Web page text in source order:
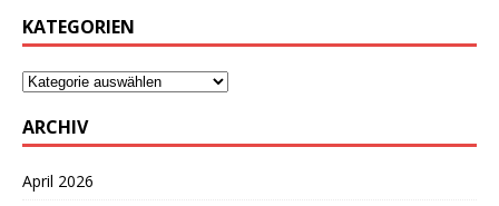
KATEGORIEN
ARCHIV
April 2026